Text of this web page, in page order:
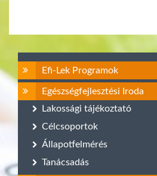
Efi-Lek Programok
Egészségfejlesztési Iroda
Lakossági tájékoztató
Célcsoportok
Állapotfelmérés
Tanácsadás